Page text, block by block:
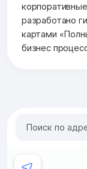
разработано
картами
бизнес